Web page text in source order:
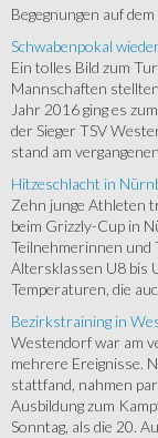
Begegnungen auf
Schwabenpokal
Ein tolles Bild zum
Mannschaften
Jahr 2016 ging es
der Sieger TSV
stand am
Hitzeschlacht in
Zehn junge Athleten
beim Grizzly-Cup in
Teilnehmerinnen und
Altersklassen U8 bis
Temperaturen, die
Bezirkstraining in
Westendorf war am
mehrere Ereignisse.
stattfand, nahmen
Ausbildung zum
Sonntag, als die 20.